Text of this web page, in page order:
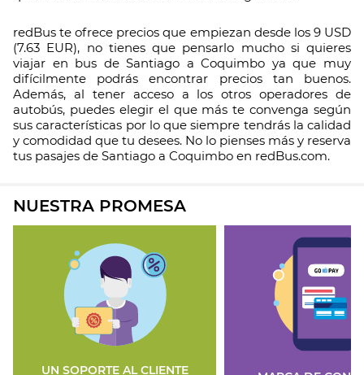
redBus te ofrece precios que empiezan desde los 9 USD
(7.63 EUR), no tienes que pensarlo mucho si quieres
viajar en bus de Santiago a Coquimbo ya que muy
difícilmente podrás encontrar precios tan buenos.
Además, al tener acceso a los otros operadores de
autobús, puedes elegir el que más te convenga según
sus características por lo que siempre tendrás la calidad
y comodidad que tu desees. No lo pienses más y reserva
tus pasajes de Santiago a Coquimbo en redBus.com.
NUESTRA PROMESA
UN SOPORTE AL CLIENTE